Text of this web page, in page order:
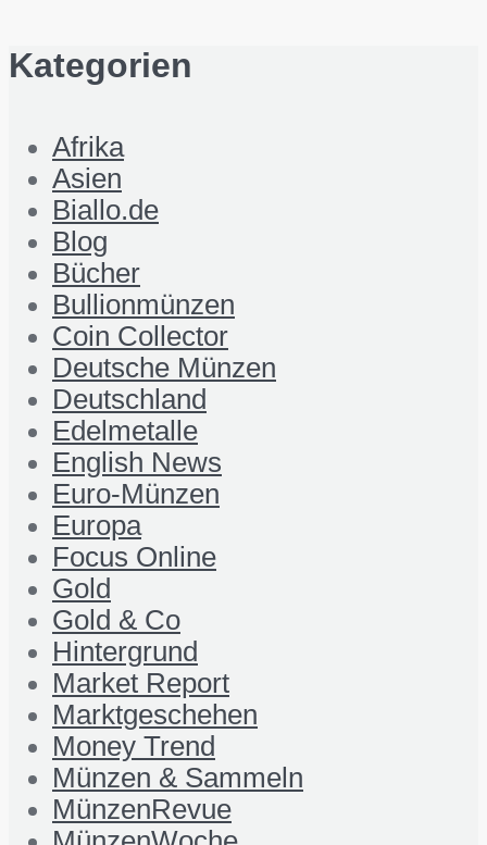
Kategorien
Afrika
Asien
Biallo.de
Blog
Bücher
Bullionmünzen
Coin Collector
Deutsche Münzen
Deutschland
Edelmetalle
English News
Euro-Münzen
Europa
Focus Online
Gold
Gold & Co
Hintergrund
Market Report
Marktgeschehen
Money Trend
Münzen & Sammeln
MünzenRevue